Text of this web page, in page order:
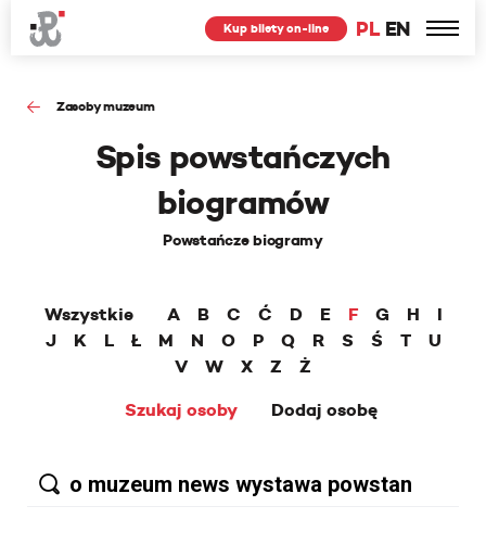
PL EN
Kup bilety on-line
Zasoby muzeum
Spis powstańczych
biogramów
Powstańcze biogramy
Wszystkie A B C Ć D E F G H
I
J
K L Ł M N O P Q R S Ś T
U
V
W X Z
Ż
Szukaj osoby
Dodaj osobę